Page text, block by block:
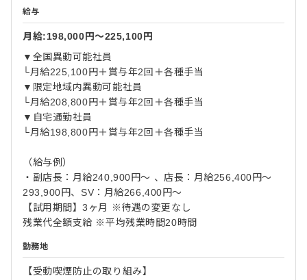
給与
月給:198,000円〜225,100円
▼全国異動可能社員
└月給225,100円＋賞与年2回＋各種手当
▼限定地域内異動可能社員
└月給208,800円＋賞与年2回＋各種手当
▼自宅通勤社員
└月給198,800円＋賞与年2回＋各種手当
（給与例）
・副店長：月給240,900円～ 、店長：月給256,400円～
293,900円、SV：月給266,400円～
【試用期間】3ヶ月 ※待遇の変更なし
残業代全額支給 ※平均残業時間20時間
勤務地
【受動喫煙防止の取り組み】